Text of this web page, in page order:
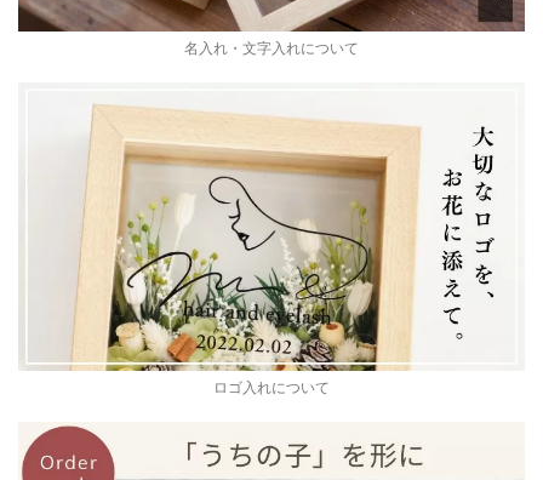
名入れ・文字入れについて
ロゴ入れについて